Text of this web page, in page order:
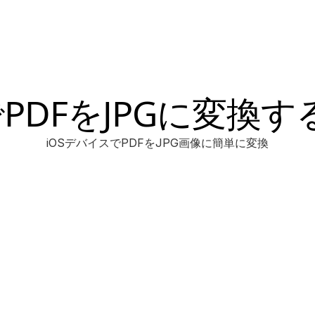
をJPGに変換す
iOSデバイスでPDFをJPG画像に簡単に変換